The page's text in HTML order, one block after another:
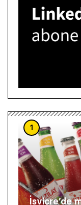
1
İsviçre’de